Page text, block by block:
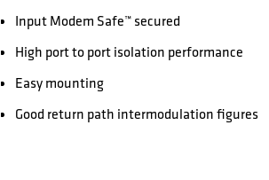
Input Modem Safe™ secured
High port to port isolation performance
Easy mounting
Good return path intermodulation figures